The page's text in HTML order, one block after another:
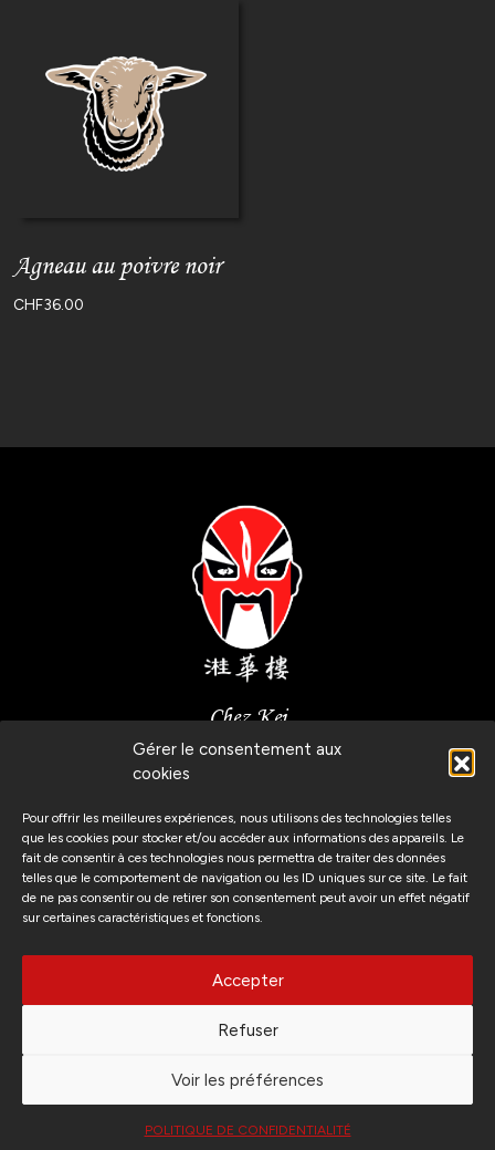
Gérer le consentement aux
cookies
Pour offrir les meilleures expériences, nous utilisons des technologies telles
que les cookies pour stocker et/ou accéder aux informations des appareils. Le
fait de consentir à ces technologies nous permettra de traiter des données
telles que le comportement de navigation ou les ID uniques sur ce site. Le fait
de ne pas consentir ou de retirer son consentement peut avoir un effet négatif
sur certaines caractéristiques et fonctions.
Accepter
Refuser
Voir les préférences
POLITIQUE DE CONFIDENTIALITÉ
Agneau au poivre noir
CHF36.00
Chez Kei
Route de Malagnou, 6
1208 Genève, Suisse
(+41) 22 346 47 89
Suivez-nous
Politique de confidentialité
Réalisé par Hyoko